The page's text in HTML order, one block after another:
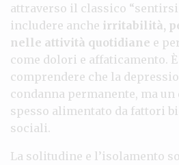
attraverso il classico “sentirsi
includere anche irritabilità,
nelle attività quotidiane e
come dolori e affaticamento.
comprendere che la
condanna permanente, ma
spesso alimentato da fattori
sociali.
La solitudine e l’isolamento